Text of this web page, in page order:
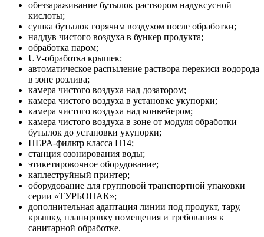
обеззараживание бутылок раствором надуксусной
кислоты;
сушка бутылок горячим воздухом после обработки;
наддув чистого воздуха в бункер продукта;
обработка паром;
UV-обработка крышек;
автоматическое распыление раствора перекиси водорода
в зоне розлива;
камера чистого воздуха над дозатором;
камера чистого воздуха в установке укупорки;
камера чистого воздуха над конвейером;
камера чистого воздуха в зоне от модуля обработки
бутылок до установки укупорки;
HEPA-фильтр класса H14;
станция озонирования воды;
этикетировочное оборудование;
каплеструйный принтер;
оборудование для групповой транспортной упаковки
серии «ТУРБОПАК»;
дополнительная адаптация линии под продукт, тару,
крышку, планировку помещения и требования к
санитарной обработке.